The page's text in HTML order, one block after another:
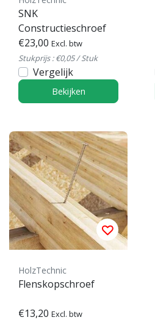
SNK
Constructieschroef
€23,00 Excl. btw
Stukprijs : €0,05 / Stuk
Vergelijk
Bekijken
HolzTechnic
Flenskopschroef
€13,20 Excl. btw